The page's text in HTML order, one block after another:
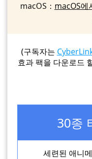
macOS： macOS에
(구독자는
효과 팩을 다운로드
30종
세련된 애니